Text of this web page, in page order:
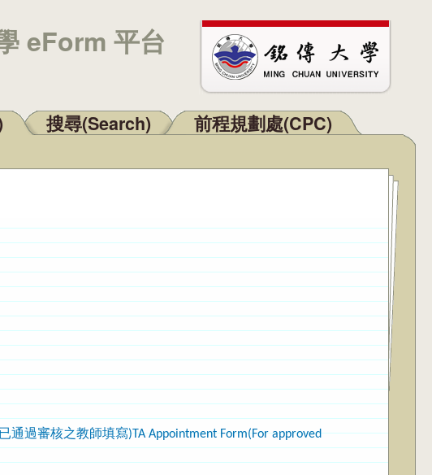
eForm 平台
搜尋(Search) 前程規劃處(CPC)
過審核之教師填寫)TA Appointment Form(For approved